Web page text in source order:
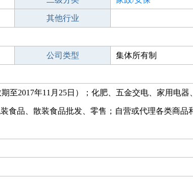
其他行业
公司类型 集体所有制
至2017年11月25日）；化肥、五金交电、家用电器
食品、散装食品批发、零售；自营或代理各类商品